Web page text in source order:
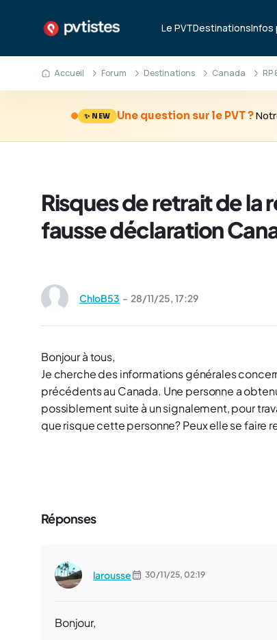
Le PVTDestinationsInfos
Accueil Forum Destinations Canada
✨ NEW Une question sur le PVT ?
Risques de retrait de
fausse déclaration
ChloB53 - 28/11/25, 17:29
Bonjour à tous,
Je cherche des informations générales
précédents au Canada. Une personne a
possiblement suite à un signalement, pour
que risque cette personne? Peux elle se faire
Réponses
larousse 30/11/25, 02:19
Bonjour,